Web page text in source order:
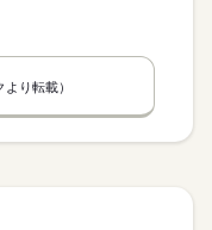
より転載）